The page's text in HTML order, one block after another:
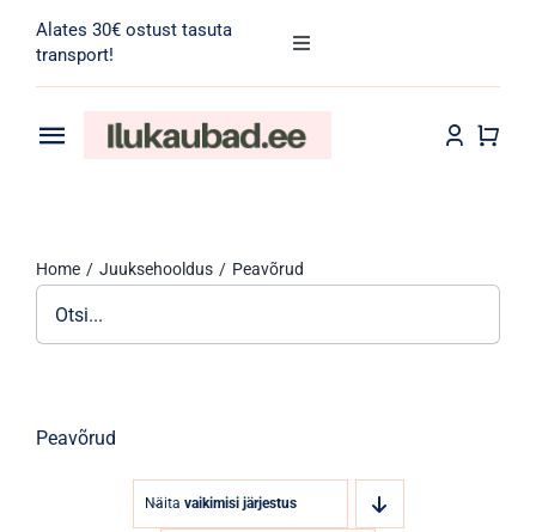
content
Alates 30€ ostust tasuta
transport!
Toggle
for:
Toggle
Näohooldus
Kehahooldus
Home Juuksehooldus Peavõrud
Peavõrud
Näita vaikimisi järjestus